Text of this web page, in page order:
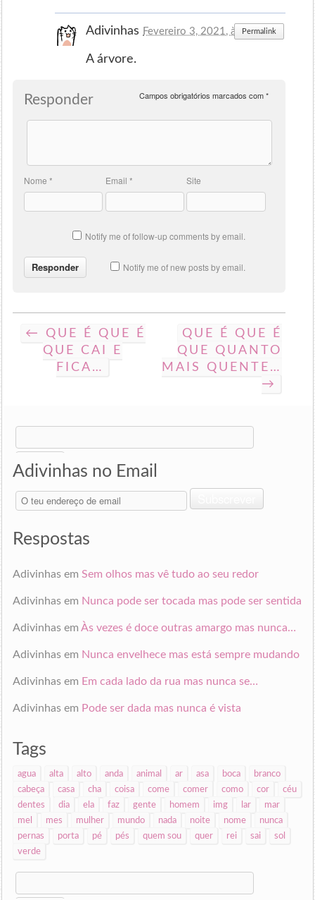
Adivinhas Fevereiro 3, 2021, às 16:36
Permalink
A árvore.
Responder Campos obrigatórios marcados com*
Nome* Email * Site
Notify me of follow-up comments by email.
Notify me of new posts by email.
← QUE É QUE É
QUE CAI E
FICA…
QUE É QUE É
QUE QUANTO
MAIS QUENTE…
→
Search
for:
Adivinhas no Email
O
teu
de
Respostas
Adivinhasem Sem olhos mas vê tudo ao seu redor
Adivinhasem Nunca pode ser tocada mas pode ser sentida
Adivinhasem Às vezes é doce outras amargo mas nunca…
Adivinhasem Nunca envelhece mas está sempre mudando
Adivinhasem Em cada lado da rua mas nunca se…
Adivinhasem Pode ser dada mas nunca é vista
Tags
agua alta alto anda animal ar asa boca
branco
cabeça
casa cha coisa come comer como cor
céu
dentes
dia ela faz gente homem img lar
mar
mel
mes mulher mundo nada noite nome
nunca
pernas
porta pé pés quem sou quer rei sai
sol
verde
Search
for: